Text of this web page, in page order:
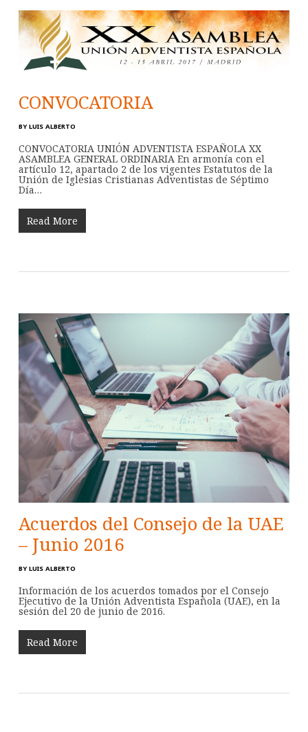
CONVOCATORIA
BY LUIS ALBERTO
CONVOCATORIA UNIÓN ADVENTISTA ESPAÑOLA XX
ASAMBLEA GENERAL ORDINARIA En armonía con el
artículo 12, apartado 2 de los vigentes Estatutos de la
Unión de Iglesias Cristianas Adventistas de Séptimo
Día…
Read More
Acuerdos del Consejo de la UAE
– Junio 2016
BY LUIS ALBERTO
Información de los acuerdos tomados por el Consejo
Ejecutivo de la Unión Adventista Española (UAE), en la
sesión del 20 de junio de 2016.
Read More